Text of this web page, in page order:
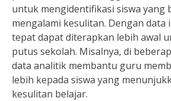
untuk mengidentifikasi siswa yang
mengalami kesulitan. Dengan data
tepat dapat diterapkan lebih awal
putus sekolah. Misalnya, di
data analitik membantu guru
lebih kepada siswa yang
kesulitan belajar.